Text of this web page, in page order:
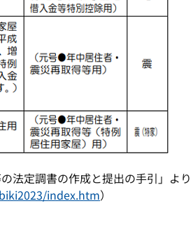
法定調書の作成と提出の手引」より
index.htm）